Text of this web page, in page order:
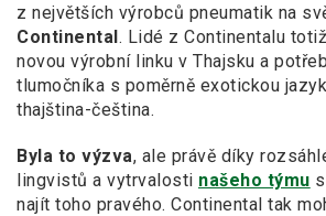
z největších výrobců pneumatik na
Continental. Lidé z Continentalu
novou výrobní linku v Thajsku a
tlumočníka s poměrně exotickou
thajština-čeština.
Byla to výzva, ale právě díky
lingvistů a vytrvalosti našeho týmu
najít toho pravého. Continental tak